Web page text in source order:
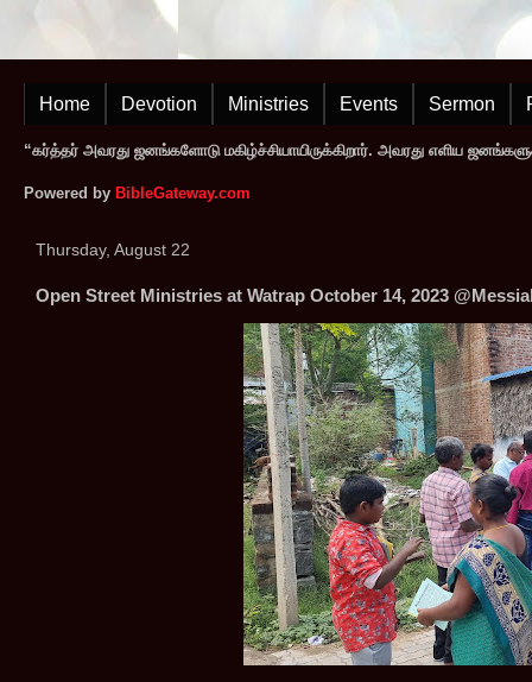
Home Devotion Ministries Events Sermon
“கர்த்தர் அவரது ஜனங்களோடு மகிழ்ச்சியாயிருக்கிறார். அவரது எளிய
Powered by BibleGateway.com
Thursday, August 22
Open Street Ministries at Watrap October 14, 2023